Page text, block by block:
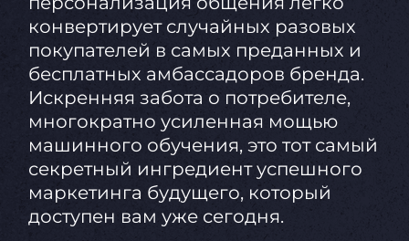
конвертирует случайных разовых
покупателей в самых преданных и
бесплатных амбассадоров бренда.
Искренняя забота о потребителе,
многократно усиленная мощью
машинного обучения, это тот самый
секретный ингредиент успешного
маркетинга будущего, который
доступен вам уже сегодня.